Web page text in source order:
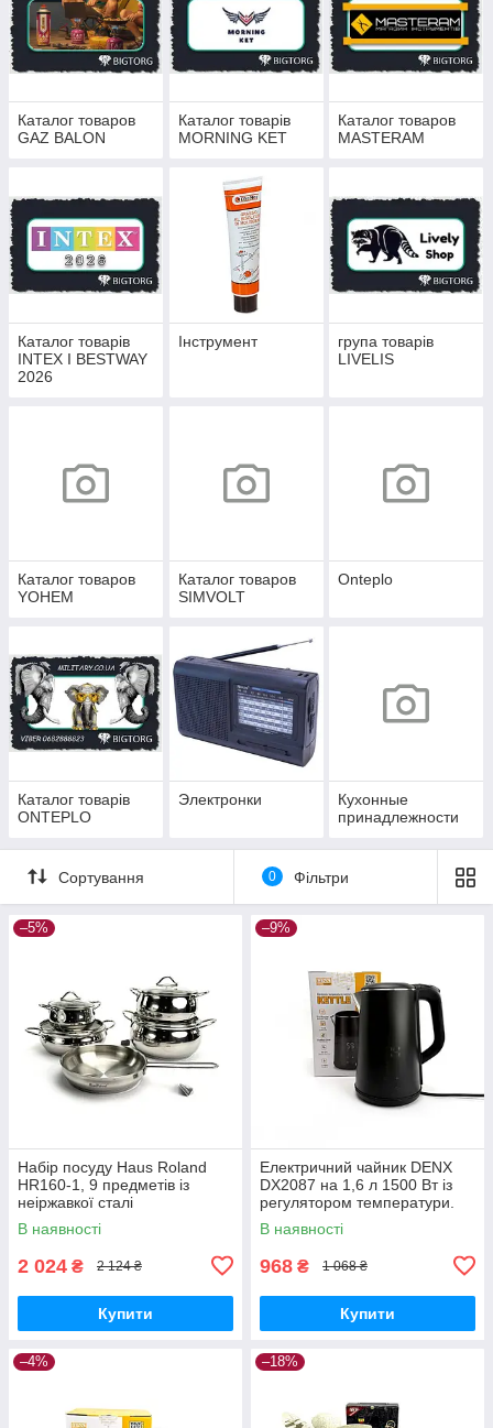
Каталог товаров
GAZ BALON
Каталог товарів
MORNING KET
Каталог товаров
MASTERAM
Каталог товарів
INTEX І BESTWAY
2026
Інструмент
група товарів
LIVELIS
Каталог товаров
YOHEM
Каталог товаров
SIMVOLT
Onteplo
Каталог товарів
ONTEPLO
Электронки
Кухонные
принадлежности
Сортування 0 Фільтри
–5%
Набір посуду Haus Roland
HR160-1, 9 предметів із
неіржавкої сталі
1,8/3,1/3,6/5,4/2,3 л.
Сріблястий (HR160-1)
В наявності
2 024 ₴ 2 124 ₴
Купити
–9%
Електричний чайник DENX
DX2087 на 1,6 л 1500 Вт із
регулятором температури.
Чорний (DX2087)
В наявності
968 ₴ 1 068 ₴
Купити
–4% –18%